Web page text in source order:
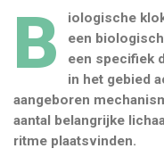
B
iologische
een
een specifiek
in het gebied
aangeboren
aantal belangrijke
ritme plaatsvinden.